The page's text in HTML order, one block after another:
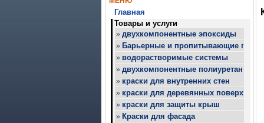
Главная
Товары и услуги
» двухкомпонентные эпоксиды
» Барьерные и пропитывающие
» водорастворимые системы
» двухкомпонентные полиуретаны
» краски для внутренних стен
» краски для деревянных
» краски для защиты крыш
» Краски для фасада